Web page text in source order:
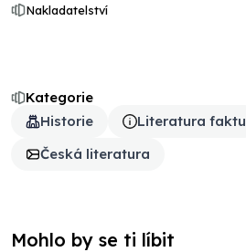
Kategorie
Historie
Literatura faktu
Česká literatura
Nakladatelství
Mohlo by se ti líbit